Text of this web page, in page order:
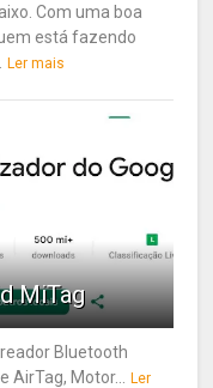
Com uma boa
está fazendo
Ler mais
MiTag
Bluetooth
Motor...
Ler